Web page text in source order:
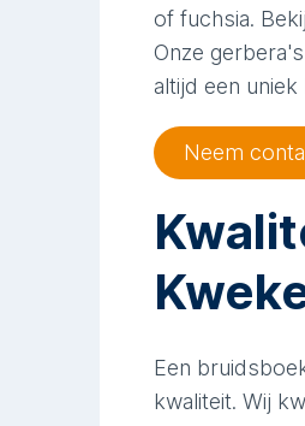
of fuchsia.
Onze
altijd een
Neem
Een
kwaliteit. Wij